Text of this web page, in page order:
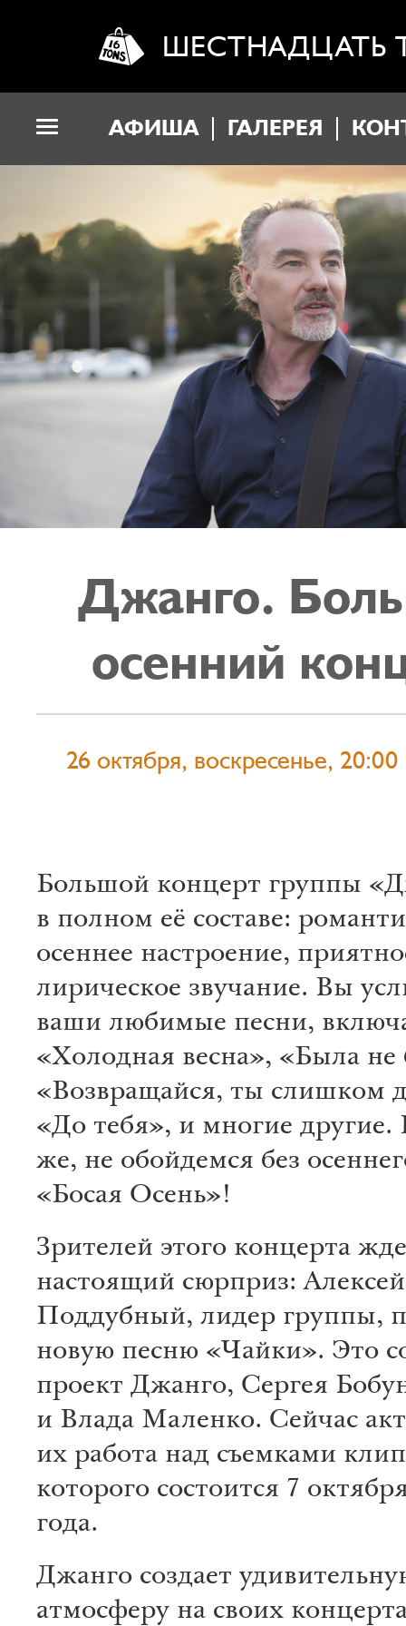
ШЕСТНАДЦАТЬ
АФИША ГАЛЕРЕЯ
Джанго.
осенний
26 октября, воскресенье, 20:00
Большой концерт группы
в полном её составе:
осеннее настроение,
лирическое звучание. Вы
ваши любимые песни,
«Холодная весна», «Была не
«Возвращайся, ты слишком
«До тебя», и многие
же, не обойдемся без
«Босая Осень»!
Зрителей этого концерта
настоящий сюрприз: Алексей
Поддубный, лидер группы,
новую песню «Чайки». Это
проект Джанго, Сергея
и Влада Маленко. Сейчас
их работа над съемками
которого состоится 7
года.
Джанго создает
атмосферу на своих